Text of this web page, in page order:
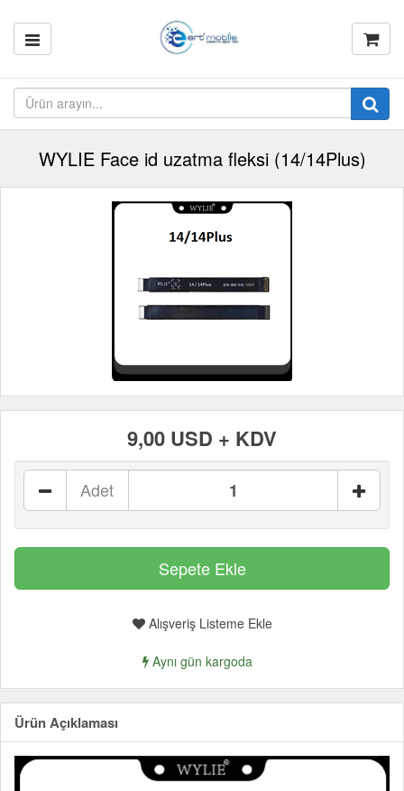
WYLIE Face id uzatma fleksi (14/14Plus)
9,00 USD + KDV
Adet
Alışveriş Listeme Ekle
Aynı gün kargoda
Ürün Açıklaması